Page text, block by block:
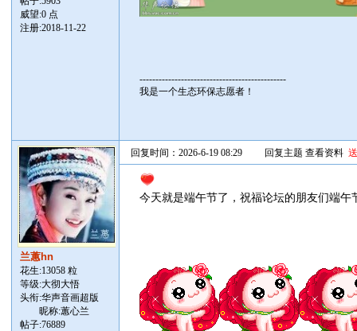
威望:0 点
注册:2018-11-22
----------------------------------------------
我是一个生态环保志愿者！
兰蕙hn
花生:13058 粒
等级:大彻大悟
头衔:华声音画超版
昵称:蕙心兰
帖子:76889
回复时间：2026-6-19 08:29 回复主题 查看资料
今天就是端午节了，祝福论坛的朋友们端午